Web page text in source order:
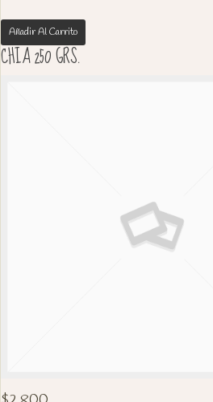
Añadir Al Carrito
CHIA 250 GRS.